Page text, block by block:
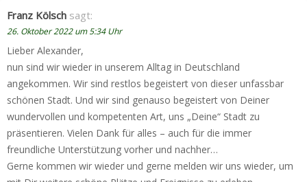
Franz Kölsch sagt:
26. Oktober 2022 um 5:34 Uhr
Lieber Alexander,
nun sind wir wieder in unserem Alltag in Deutschland
angekommen. Wir sind restlos begeistert von dieser unfassbar
schönen Stadt. Und wir sind genauso begeistert von Deiner
wundervollen und kompetenten Art, uns „Deine“ Stadt zu
präsentieren. Vielen Dank für alles – auch für die immer
freundliche Unterstützung vorher und nachher…
Gerne kommen wir wieder und gerne melden wir uns wieder, um